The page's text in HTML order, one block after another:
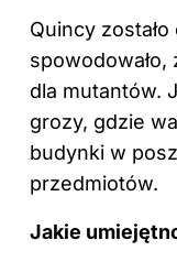
Quincy
spowodowało,
dla mutantów.
grozy, gdzie
budynki w
przedmiotów.
Jakie